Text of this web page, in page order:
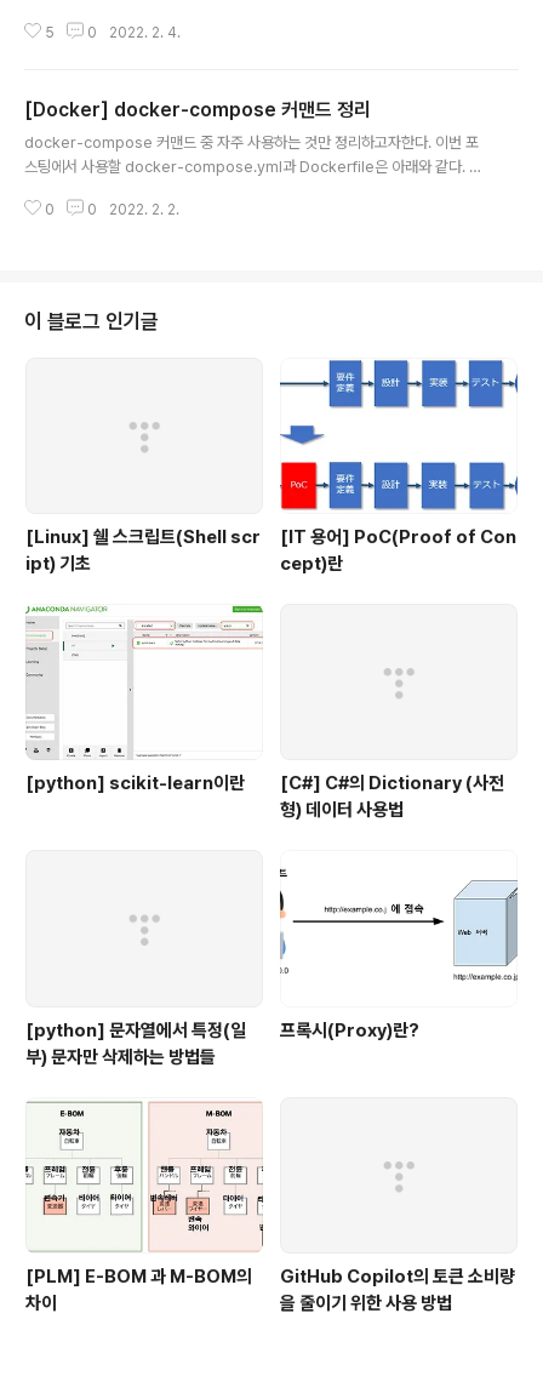
같은 배치 파일이 있다고 가정하자. IF 1==1 ( echo 가나다라 ) 이 파일을 실행
는 배치 파일의 맨 앞에 반드시 @echo off를 정의해둘 필요가 있다. @echo
off IF 1==1 ( echo 가나다라 ) 다시 한 번 실행시키면, 아래와 같이 파일 내용
이 표..
5 0 2022. 2. 4.
[Docker] docker-compose 커맨드 정리
docker-compose 커맨드 중 자주 사용하는 것만 정리하고자한다. 이번 포
스팅에서 사용할 docker-compose.yml과 Dockerfile은 아래와 같다. ##
_SPRING: "1" DB_USERNAME: "root" DB_PASSWORD: "root" DB_H
R..
0 0 2022. 2. 2.
이 블로그 인기글
[Linux] 쉘 스크립트(Shell scr
ipt) 기초
[IT 용어] PoC(Proof of Con
cept)란
[python] scikit-learn이란
[C#] C#의 Dictionary (사전
형) 데이터 사용법
[python] 문자열에서 특정(일
부) 문자만 삭제하는 방법들
프록시(Proxy)란?
[PLM] E-BOM 과 M-BOM의
차이
GitHub Copilot의 토큰 소비량
을 줄이기 위한 사용 방법